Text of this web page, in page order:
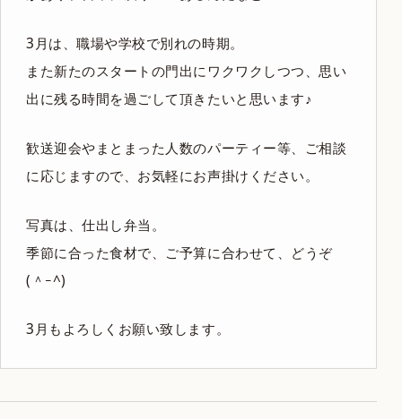
3月は、職場や学校で別れの時期。
また新たのスタートの門出にワクワクしつつ、思い
出に残る時間を過ごして頂きたいと思います♪
歓送迎会やまとまった人数のパーティー等、ご相談
に応じますので、お気軽にお声掛けください。
写真は、仕出し弁当。
季節に合った食材で、ご予算に合わせて、どうぞ
(＾ｰ^)
3月もよろしくお願い致します。